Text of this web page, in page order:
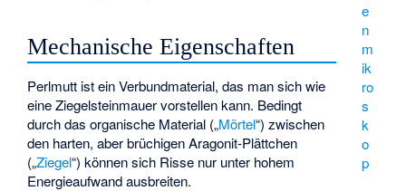
e
n
m
ik
ro
s
k
o
p
Mechanische Eigenschaften
Perlmutt ist ein Verbundmaterial, das man sich wie
eine Ziegelsteinmauer vorstellen kann. Bedingt
durch das organische Material („Mörtel“) zwischen
den harten, aber brüchigen Aragonit-Plättchen
(„Ziegel“) können sich Risse nur unter hohem
Energieaufwand ausbreiten.